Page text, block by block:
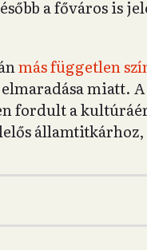
a főváros is
más független
miatt.
fordult a